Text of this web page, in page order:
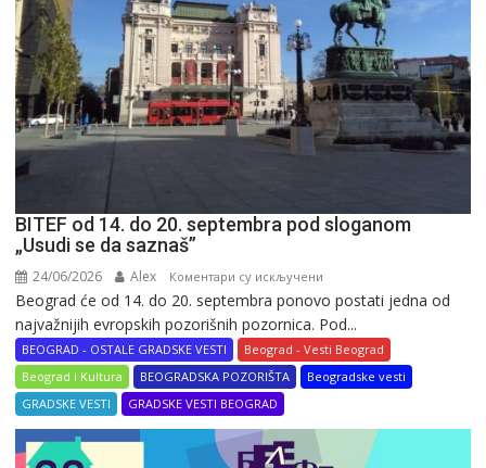
BITEF od 14. do 20. septembra pod sloganom
„Usudi se da saznaš”
24/06/2026 Alex Коментари су искључени
BITEF
od
14.
do
Beograd će od 14. do 20. septembra ponovo postati jedna od
najvažnijih evropskih pozorišnih pozornica. Pod...
BEOGRAD - OSTALE GRADSKE VESTI
Beograd - Vesti Beograd
Beograd i Kultura
BEOGRADSKA POZORIŠTA
Beogradske vesti
GRADSKE VESTI
GRADSKE VESTI BEOGRAD